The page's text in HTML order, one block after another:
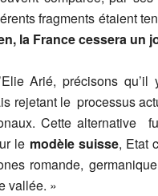
fragments étaient
la France cessera un
Arié, précisons
rejetant le processus
Cette alternative
le modèle suisse, Etat
romande,
vallée. »